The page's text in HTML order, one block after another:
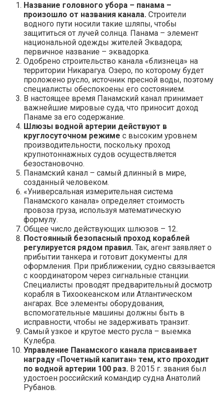
Название головного убора – панама –
произошло от названия канала. Строители
водного пути носили такие шляпы, чтобы
защититься от лучей солнца. Панама – элемент
национальной одежды жителей Эквадора;
первичное название – эквадорка.
Одобрено строительство канала «близнеца» на
территории Никарагуа. Озеро, по которому будет
проложено русло, источник пресной воды, поэтому
специалисты обеспокоены его состоянием.
В настоящее время Панамский канал принимает
важнейшие мировые суда, что приносит доход
Панаме за его содержание.
Шлюзы водной артерии действуют в
круглосуточном режиме с высоким уровнем
производительности, поскольку проход
крупнотоннажных судов осуществляется
безостановочно.
Панамский канал – самый длинный в мире,
созданный человеком.
«Универсальная измерительная система
Панамского канала» определяет стоимость
провоза груза, используя математическую
формулу.
Общее число действующих шлюзов – 12.
Постоянный безопасный проход кораблей
регулируется рядом правил. Так, агент заявляет о
прибытии танкера и готовит документы для
оформления. При приближении, судно связывается
с координатором через сигнальные станции.
Специалисты проводят предварительный досмотр
корабля в Тихоокеанском или Атлантическом
ангарах. Все элементы оборудования,
вспомогательные машины должны быть в
исправности, чтобы не задерживать транзит.
Самый узкое и крутое место русла – выемка
Кулебра.
Управление Панамского канала присваивает
награду «Почетный капитан» тем, кто проходит
по водной артерии 100 раз. В 2015 г. звания был
удостоен российский командир судна Анатолий
Рубанов.